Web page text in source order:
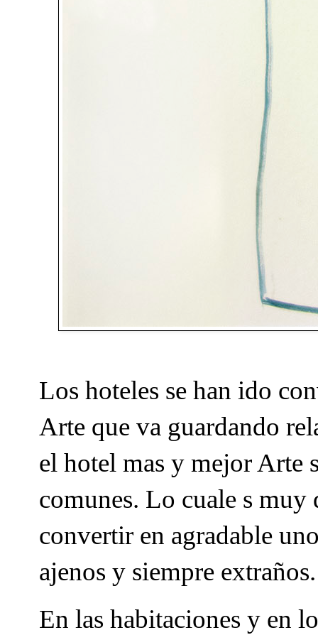
Los hoteles se han ido
Arte que va guardando
el hotel mas y mejor Arte
comunes. Lo cuale s muy
convertir en agradable
ajenos y siempre extraños.
En las habitaciones y en